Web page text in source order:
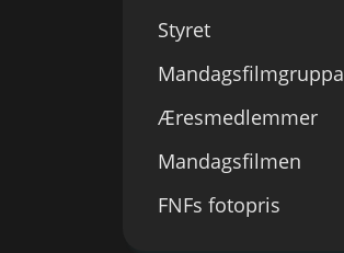
Styret
Mandagsfilmgruppa
Æresmedlemmer
Mandagsfilmen
FNFs fotopris